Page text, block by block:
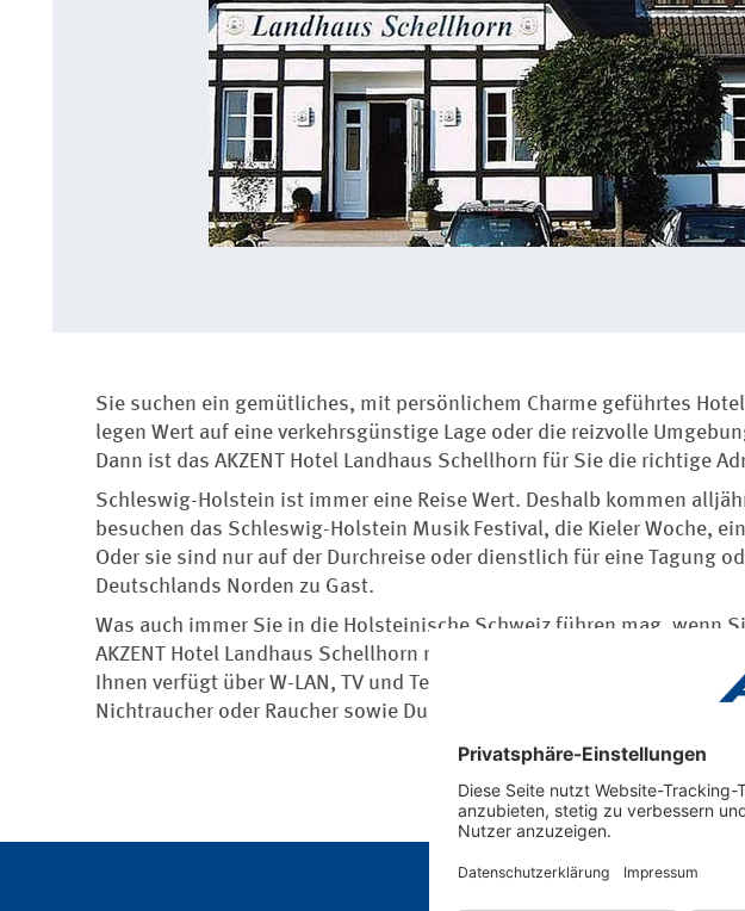
Sie suchen ein gemütliches, mit persönlichem Charme geführtes
legen Wert auf eine verkehrsgünstige Lage oder die reizvolle
Dann ist das AKZENT Hotel Landhaus Schellhorn für Sie die richtige
Schleswig-Holstein ist immer eine Reise Wert. Deshalb kommen
besuchen das Schleswig-Holstein Musik Festival, die Kieler Woche,
Oder sie sind nur auf der Durchreise oder dienstlich für eine Tagung
Deutschlands Norden zu Gast.
Was auch immer Sie in die Holsteinische Schweiz führen mag, wenn
AKZENT Hotel Landhaus Schellhorn richtig. Hier gibt es 29 liebevoll
Ihnen verfügt über W-LAN, TV und Telefon. Dabei haben Sie die Wahl
Nichtraucher oder Raucher sowie Dusche/WC oder Badewanne/WC.